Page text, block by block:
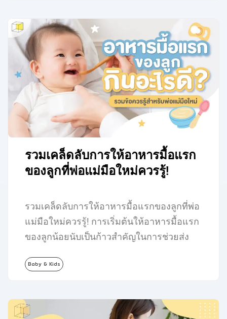
รวมเคล็ดลับการให้อาหารมื้อแรก
ของลูกที่พ่อแม่มือใหม่ควรรู้!
รวมเคล็ดลับการให้อาหารมื้อแรกของลูกที่พ่อ
แม่มือใหม่ควรรู้! การเริ่มต้นให้อาหารมื้อแรก
ของลูกน้อยนับเป็นก้าวสำคัญในการช่วยส่ง
พ่อแม่มือใหม่มือใหม่หลายคนอาจเป็นกังวล
เหมาะสมที่และข้อควรคำนึงเพื่อเตรียมอาหาร
มื้อแรกของลูกอย่างเหมาะสม เราจึงได้
Baby & Kids